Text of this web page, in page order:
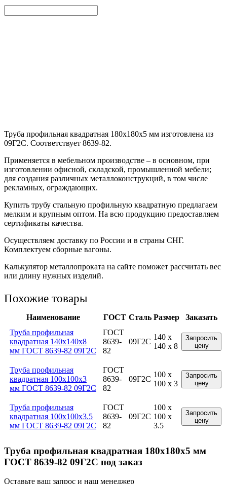
Труба профильная квадратная 180х180х5 мм изготовлена из
09Г2С. Соответствует 8639-82.
Применяется в мебельном производстве – в основном, при
изготовлении офисной, складской, промышленной мебели;
для создания различных металлоконструкций, в том числе
рекламных, ограждающих.
Купить трубу стальную профильную квадратную предлагаем
мелким и крупным оптом. На всю продукцию предоставляем
сертификаты качества.
Осуществляем доставку по России и в страны СНГ.
Комплектуем сборные вагоны.
Калькулятор металлопроката на сайте поможет рассчитать вес
или длину нужных изделий.
Похожие товары
Наименование ГОСТ Сталь Размер
Заказать
Труба профильная
квадратная 140x140x8
мм ГОСТ 8639-82 09Г2С
ГОСТ
8639-
82
09Г2С
140 x
140 x 8
Запросить
цену
Труба профильная
квадратная 100x100x3
мм ГОСТ 8639-82 09Г2С
ГОСТ
8639-
82
09Г2С
100 x
100 x 3
Запросить
цену
Труба профильная
квадратная 100x100x3.5
мм ГОСТ 8639-82 09Г2С
ГОСТ
8639-
82
09Г2С
100 x
100 x
3.5
Запросить
цену
Труба профильная квадратная 180x180x5 мм
ГОСТ 8639-82 09Г2С под заказ
Оставьте ваш запрос и наш менеджер